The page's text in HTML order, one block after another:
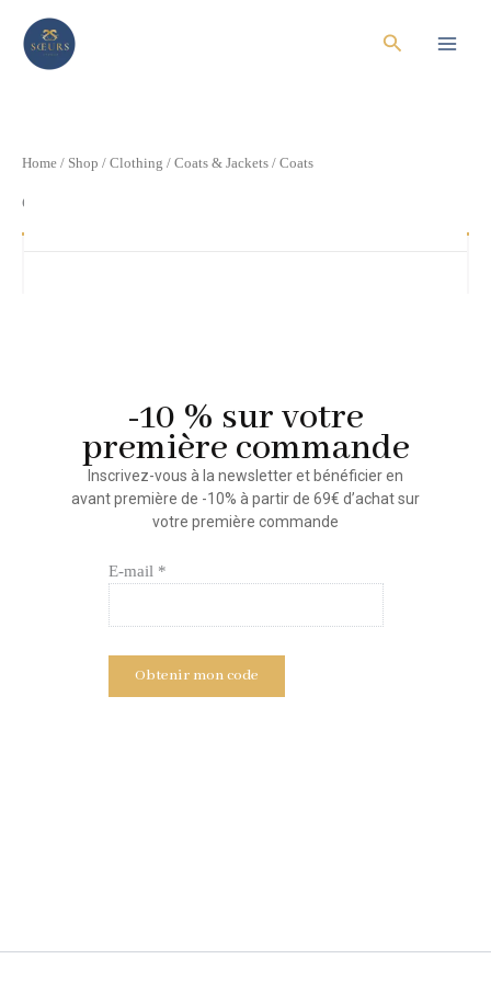
content
Search
Home / Shop / Clothing / Coats & Jackets / Coats
Coats
-10 % sur votre
première commande
Inscrivez-vous à la newsletter et bénéficier en
avant première de -10% à partir de 69€ d’achat sur
votre première commande
E-mail *